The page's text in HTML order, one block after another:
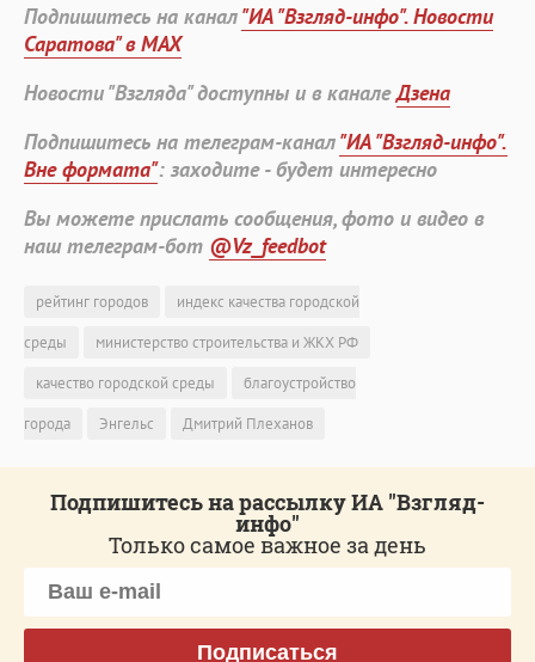
Подпишитесь на канал"ИА "Взгляд-инфо". Новости
Саратова" в MAX
Новости "Взгляда" доступны и в каналеДзена
Подпишитесь на телеграм-канал"ИА "Взгляд-инфо".
Вне формата": заходите - будет интересно
Вы можете прислать сообщения, фото и видео в
наш телеграм-бот @Vz_feedbot
рейтинг городов
индекс качества городской
среды
министерство строительства и ЖКХ РФ
качество городской среды
благоустройство
города
Энгельс Дмитрий Плеханов
Подпишитесь на рассылку ИА "Взгляд-
инфо"
Только самое важное за день
Подписаться